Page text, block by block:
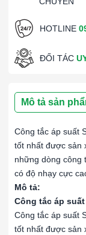
HOTLINE
ĐỐI TÁC
Mô tả sản
Công tắc áp suất
tốt nhất được sản
những dòng công
có độ nhạy cực
Mô tả:
Công tắc áp suất
Công tắc áp suất
tốt nhất được sản